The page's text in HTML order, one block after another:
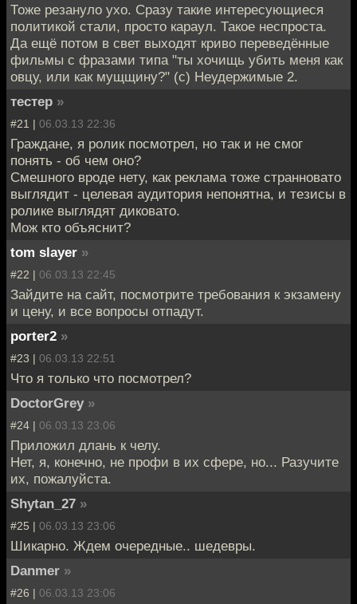
Тоже резануло ухо. Сразу такие интересующиеся
политикой стали, просто караул. Такое неспроста.
Да ещё потом в свет выходят криво переведённые
фильмы с фразами типа "ты хочищь убить меня как
овцу, или как мущщину?" (с) Неудержимые 2.
тестер »
#21 | 06.03.13 22:36
Граждане, я ролик посмотрел, но так и не смог
понять - об чем оно?
Смешного вроде нету, как реклама тоже странновато
выглядит - целевая аудитория непонятна, и тезисы в
ролике выглядят диковато.
Мож кто объяснит?
tom slayer »
#22 | 06.03.13 22:45
Зайдите на сайт, посмотрите требования к экзамену
и цену, и все вопросы отпадут.
porter2 »
#23 | 06.03.13 22:51
Что я только что посмотрел?
DoctorGrey »
#24 | 06.03.13 23:06
Приложил длань к челу.
Нет, я, конечно, не профи в их сфере, но... Разучите
их, пожалуйста.
Shytan_27 »
#25 | 06.03.13 23:06
Шикарно. Ждем очередные.. шедевры.
Danmer »
#26 | 06.03.13 23:06